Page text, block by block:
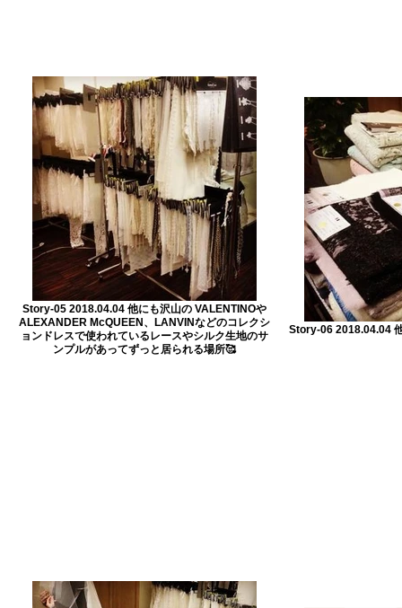
Story-05 2018.04.04 他にも沢山の VALENTINOや
ALEXANDER McQUEEN、LANVINなどのコレクシ
ョンドレスで使われているレースやシルク生地のサ
ンプルがあってずっと居られる場所🥰
Story-06 2018.04.04